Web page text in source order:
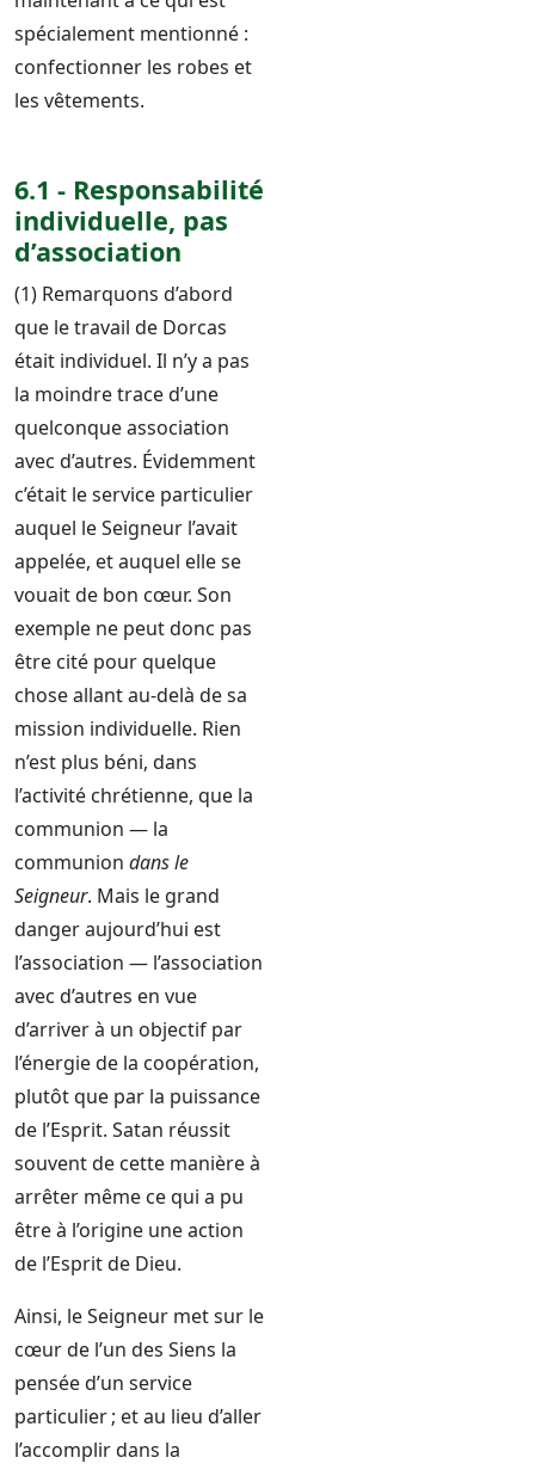
spécialement mentionné :
confectionner les robes et
les vêtements.
6.1 - Responsabilité
individuelle, pas
d’association
(1) Remarquons d’abord
que le travail de Dorcas
était individuel. Il n’y a pas
la moindre trace d’une
quelconque association
avec d’autres. Évidemment
c’était le service particulier
auquel le Seigneur l’avait
appelée, et auquel elle se
vouait de bon cœur. Son
exemple ne peut donc pas
être cité pour quelque
chose allant au-delà de sa
mission individuelle. Rien
n’est plus béni, dans
l’activité chrétienne, que la
communion — la
communion dans le
Seigneur. Mais le grand
danger aujourd’hui est
l’association — l’association
avec d’autres en vue
d’arriver à un objectif par
l’énergie de la coopération,
plutôt que par la puissance
de l’Esprit. Satan réussit
souvent de cette manière à
arrêter même ce qui a pu
être à l’origine une action
de l’Esprit de Dieu.
Ainsi, le Seigneur met sur le
cœur de l’un des Siens la
pensée d’un service
particulier ; et au lieu d’aller
l’accomplir dans la